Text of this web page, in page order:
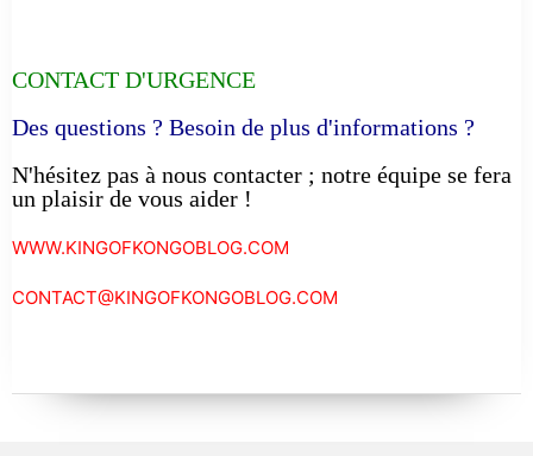
CONTACT D'URGENCE
Des questions ? Besoin de plus d'informations ?
N'hésitez pas à nous contacter ; notre équipe se fera
un plaisir de vous aider !
WWW.KINGOFKONGOBLOG.COM
CONTACT@KINGOFKONGOBLOG.COM